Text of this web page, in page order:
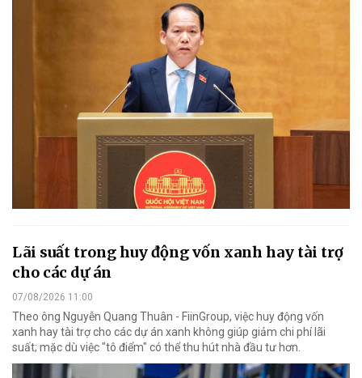
Lãi suất trong huy động vốn xanh hay tài trợ
cho các dự án
07/08/2026 11:00
Theo ông Nguyễn Quang Thuân - FiinGroup, việc huy động vốn
xanh hay tài trợ cho các dự án xanh không giúp giảm chi phí lãi
suất; mặc dù việc "tô điểm" có thể thu hút nhà đầu tư hơn.